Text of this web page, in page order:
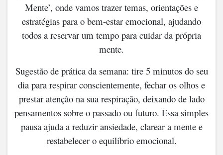
Mente’, onde vamos trazer temas, orientações e
estratégias para o bem-estar emocional, ajudando
todos a reservar um tempo para cuidar da própria
mente.
Sugestão de prática da semana: tire 5 minutos do seu
dia para respirar conscientemente, fechar os olhos e
prestar atenção na sua respiração, deixando de lado
pensamentos sobre o passado ou futuro. Essa simples
pausa ajuda a reduzir ansiedade, clarear a mente e
restabelecer o equilíbrio emocional.